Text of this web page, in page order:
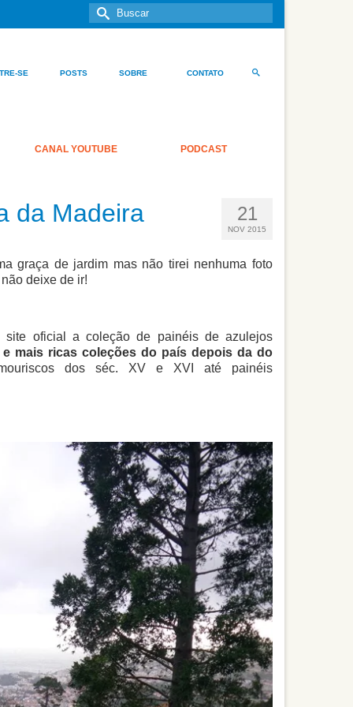
Buscar
por:
SE POSTS SOBRE CONTATO
CANAL YOUTUBE PODCAST
21
NOV 2015
da Madeira
graça de jardim mas não tirei nenhuma foto
deixe de ir!
oficial a coleção de painéis de azulejos
mais ricas coleções do país depois da do
mouriscos dos séc. XV e XVI até painéis